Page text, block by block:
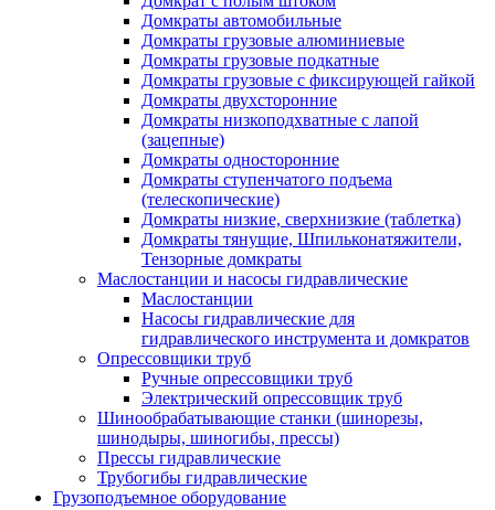
Домкраты автомобильные
Домкраты грузовые алюминиевые
Домкраты грузовые подкатные
Домкраты грузовые с фиксирующей гайкой
Домкраты двухсторонние
Домкраты низкоподхватные с лапой
(зацепные)
Домкраты односторонние
Домкраты ступенчатого подъема
(телескопические)
Домкраты низкие, сверхнизкие (таблетка)
Домкраты тянущие, Шпильконатяжители,
Тензорные домкраты
Маслостанции и насосы гидравлические
Маслостанции
Насосы гидравлические для
гидравлического инструмента и домкратов
Опрессовщики труб
Ручные опрессовщики труб
Электрический опрессовщик труб
Шинообрабатывающие станки (шинорезы,
шинодыры, шиногибы, прессы)
Прессы гидравлические
Трубогибы гидравлические
Грузоподъемное оборудование